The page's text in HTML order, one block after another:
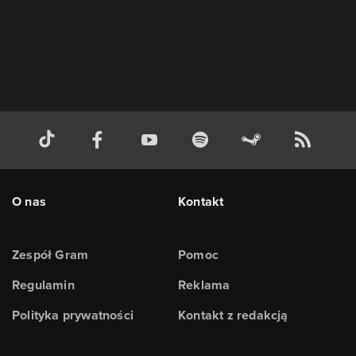
O nas
Zespół Gram
Regulamin
Polityka prywatności
Kontakt
Pomoc
Reklama
Kontakt z redakcją